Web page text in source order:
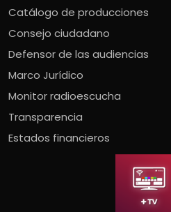
Catálogo de producciones
Consejo ciudadano
Defensor de las audiencias
Marco Jurídico
Monitor radioescucha
Transparencia
Estados financieros